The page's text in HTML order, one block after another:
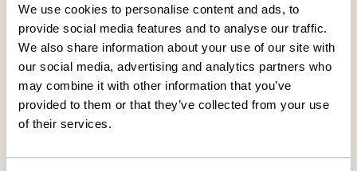
We use cookies to personalise content and ads, to
provide social media features and to analyse our traffic.
We also share information about your use of our site with
our social media, advertising and analytics partners who
may combine it with other information that you’ve
provided to them or that they’ve collected from your use
of their services.
Gul
(sæt af 4)